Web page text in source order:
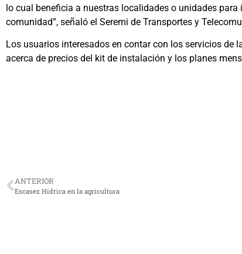
lo cual beneficia a nuestras localidades o unidades
comunidad”, señaló el Seremi de Transportes y
Los usuarios interesados en contar con los servicios de
acerca de precios del kit de instalación y los planes
ANTERIOR
Escasez Hídrica en la agricultura